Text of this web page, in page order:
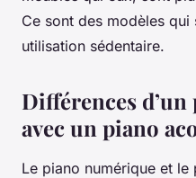
Ce sont des modèles
utilisation sédentaire.
Différences
avec un piano
Le piano numérique et